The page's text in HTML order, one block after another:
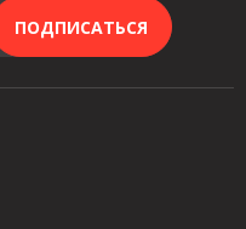
ПОДПИСАТЬСЯ